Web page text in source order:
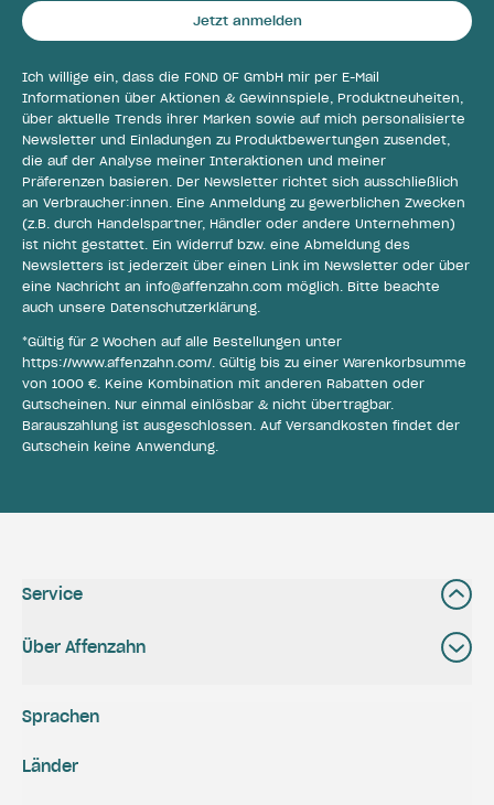
Jetzt anmelden
Ich willige ein, dass die FOND OF GmbH mir per E-Mail
Informationen über Aktionen & Gewinnspiele, Produktneuheiten,
über aktuelle Trends ihrer Marken sowie auf mich personalisierte
Newsletter und Einladungen zu Produktbewertungen zusendet,
die auf der Analyse meiner Interaktionen und meiner
Präferenzen basieren. Der Newsletter richtet sich ausschließlich
an Verbraucher:innen. Eine Anmeldung zu gewerblichen Zwecken
(z.B. durch Handelspartner, Händler oder andere Unternehmen)
ist nicht gestattet. Ein Widerruf bzw. eine Abmeldung des
Newsletters ist jederzeit über einen Link im Newsletter oder über
eine Nachricht an info@affenzahn.com möglich. Bitte beachte
auch unsere Datenschutzerklärung.
*Gültig für 2 Wochen auf alle Bestellungen unter
https://www.affenzahn.com/. Gültig bis zu einer Warenkorbsumme
von 1000 €. Keine Kombination mit anderen Rabatten oder
Gutscheinen. Nur einmal einlösbar & nicht übertragbar.
Barauszahlung ist ausgeschlossen. Auf Versandkosten findet der
Gutschein keine Anwendung.
Service
Über Affenzahn
Sprachen
Länder